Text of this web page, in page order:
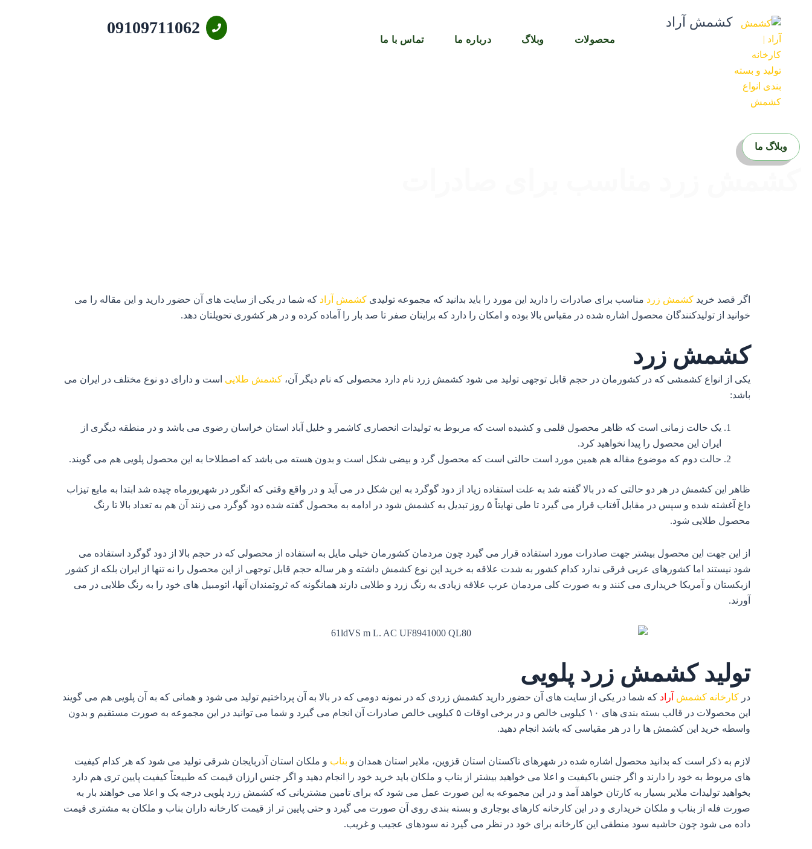
کشمش آراد
محصولات وبلاگ درباره ما تماس با ما
09109711062
وبلاگ ما
اگر قصد خرید کشمش زرد مناسب برای صادرات را دارید این مورد را باید بدانید که مجموعه تولیدی کشمش آراد که شما در یکی از سایت‌ های آن حضور دارید و این مقاله را می‌
خوانید از تولیدکنندگان محصول اشاره شده در مقیاس بالا بوده و امکان را دارد که برایتان صفر تا صد بار را آماده کرده و در هر کشوری تحویلتان دهد.
کشمش زرد
یکی از انواع کشمشی که در کشورمان در حجم قابل توجهی تولید می‌ شود کشمش زرد نام دارد محصولی که نام دیگر آن، کشمش طلایی است و دارای دو نوع مختلف در ایران می‌
باشد:
یک حالت زمانی است که ظاهر محصول قلمی و کشیده است که مربوط به تولیدات انحصاری کاشمر و خلیل آباد استان خراسان رضوی می‌ باشد و در منطقه دیگری از
ایران این محصول را پیدا نخواهید کرد.
حالت دوم که موضوع مقاله هم همین مورد است حالتی است که محصول گرد و بیضی شکل است و بدون هسته می‌ باشد که اصطلاحا به این محصول پلویی هم می‌ گویند.
ظاهر این کشمش در هر دو حالتی که در بالا گفته شد به علت استفاده زیاد از دود گوگرد به این شکل در می‌ آید و در واقع وقتی که انگور در شهریورماه چیده شد ابتدا به مایع تیزاب
داغ آغشته شده و سپس در مقابل آفتاب قرار می‌ گیرد تا طی نهایتاً ۵ روز تبدیل به کشمش شود در ادامه به محصول گفته شده دود گوگرد می‌ زنند آن هم به تعداد بالا تا رنگ
محصول طلایی شود.
از این جهت این محصول بیشتر جهت صادرات مورد استفاده قرار می‌ گیرد چون مردمان کشورمان خیلی مایل به استفاده از محصولی که در حجم بالا از دود گوگرد استفاده می‌
شود نیستند اما کشورهای عربی فرقی ندارد کدام کشور به شدت علاقه به خرید این نوع کشمش داشته و هر ساله حجم قابل توجهی از این محصول را نه تنها از ایران بلکه از کشور
ازبکستان و آمریکا خریداری می‌ کنند و به صورت کلی مردمان عرب علاقه زیادی به رنگ زرد و طلایی دارند همانگونه که ثروتمندان آنها، اتومبیل های خود را به رنگ طلایی در می
آورند.
تولید کشمش زرد پلویی
در کارخانه کشمش آراد که شما در یکی از سایت‌ های آن حضور دارید کشمش زردی که در نمونه دومی که در بالا به آن پرداختیم تولید می‌ شود و همانی که به آن پلویی هم می‌ گویند
این محصولات در قالب بسته‌ بندی‌ های ۱۰ کیلویی خالص و در برخی اوقات ۵ کیلویی خالص صادرات آن انجام می‌ گیرد و شما می‌ توانید در این مجموعه به صورت مستقیم و بدون
واسطه خرید این کشمش‌ ها را در هر مقیاسی که باشد انجام دهید.
لازم به ذکر است که بدانید محصول اشاره شده در شهرهای تاکستان استان قزوین، ملایر استان همدان و بناب و ملکان استان آذربایجان شرقی تولید می‌ شود که هر کدام کیفیت‌
های مربوط به خود را دارند و اگر جنس باکیفیت و اعلا می‌ خواهید بیشتر از بناب و ملکان باید خرید خود را انجام دهید و اگر جنس ارزان قیمت که طبیعتاً کیفیت پایین‌ تری هم دارد
بخواهید تولیدات ملایر بسیار به کارتان خواهد آمد و در این مجموعه به این صورت عمل می‌ شود که برای تامین مشتریانی که کشمش زرد پلویی درجه یک و اعلا می‌ خواهند بار به
صورت فله از بناب و ملکان خریداری و در این کارخانه کارهای بوجاری و بسته‌ بندی روی آن صورت می‌ گیرد و حتی پایین‌ تر از قیمت کارخانه داران بناب و ملکان به مشتری قیمت
داده می‌ شود چون حاشیه سود منطقی این کارخانه برای خود در نظر می‌ گیرد نه سودهای عجیب و غریب.